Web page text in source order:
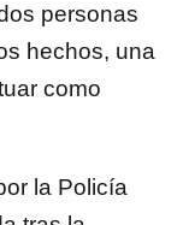
personas
hechos, una
como
la Policía